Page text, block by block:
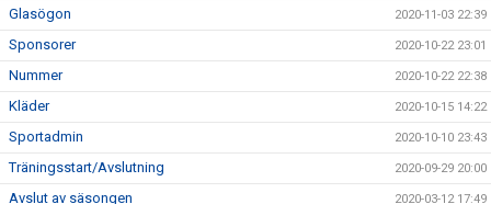
Glasögon 2020-11-03 22:39
Sponsorer 2020-10-22 23:01
Nummer 2020-10-22 22:38
Kläder 2020-10-15 14:22
Sportadmin 2020-10-10 23:43
Träningsstart/Avslutning 2020-09-29 20:00
Avslut av säsongen 2020-03-12 17:49